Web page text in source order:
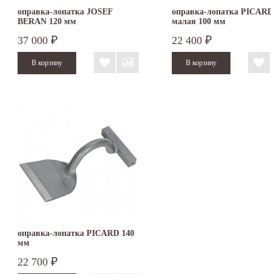
оправка-лопатка JOSEF
BERAN 120 мм
37 000 ₽
оправка-лопатка
малая 100 мм
22 400 ₽
оправка-лопатка PICARD 140
мм
22 700 ₽